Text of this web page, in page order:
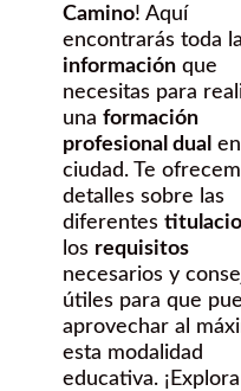
Camino! Aquí
encontrarás toda la
información que
necesitas para
una formación
profesional dual
ciudad. Te
detalles sobre las
diferentes
los requisitos
necesarios y
útiles para que
aprovechar al
esta modalidad
educativa.